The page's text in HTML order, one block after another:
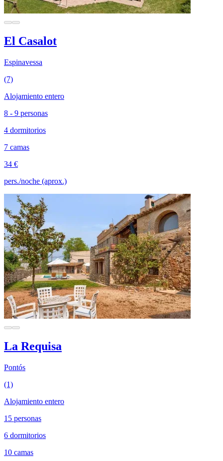
El Casalot
Espinavessa
(7)
Alojamiento entero
8 - 9 personas
4 dormitorios
7 camas
34 €
pers./noche (aprox.)
La Requisa
Pontós
(1)
Alojamiento entero
15 personas
6 dormitorios
10 camas